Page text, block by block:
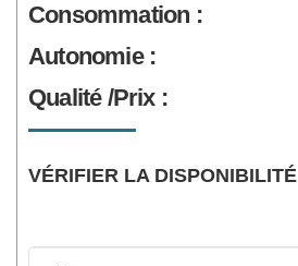
Consommation :
Autonomie :
Qualité /Prix :
VÉRIFIER LA DISPONIBILITÉ